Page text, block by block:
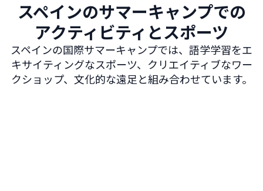
スペインのサマーキャンプでの
アクティビティとスポーツ
スペインの国際サマーキャンプでは、語学学習をエ
キサイティングなスポーツ、クリエイティブなワー
クショップ、文化的な遠足と組み合わせています。